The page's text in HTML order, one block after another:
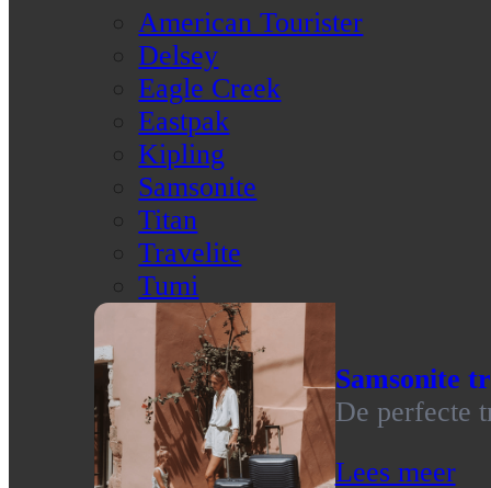
American Tourister
Delsey
Eagle Creek
Eastpak
Kipling
Samsonite
Titan
Travelite
Tumi
Samsonite
De perfecte
Lees meer